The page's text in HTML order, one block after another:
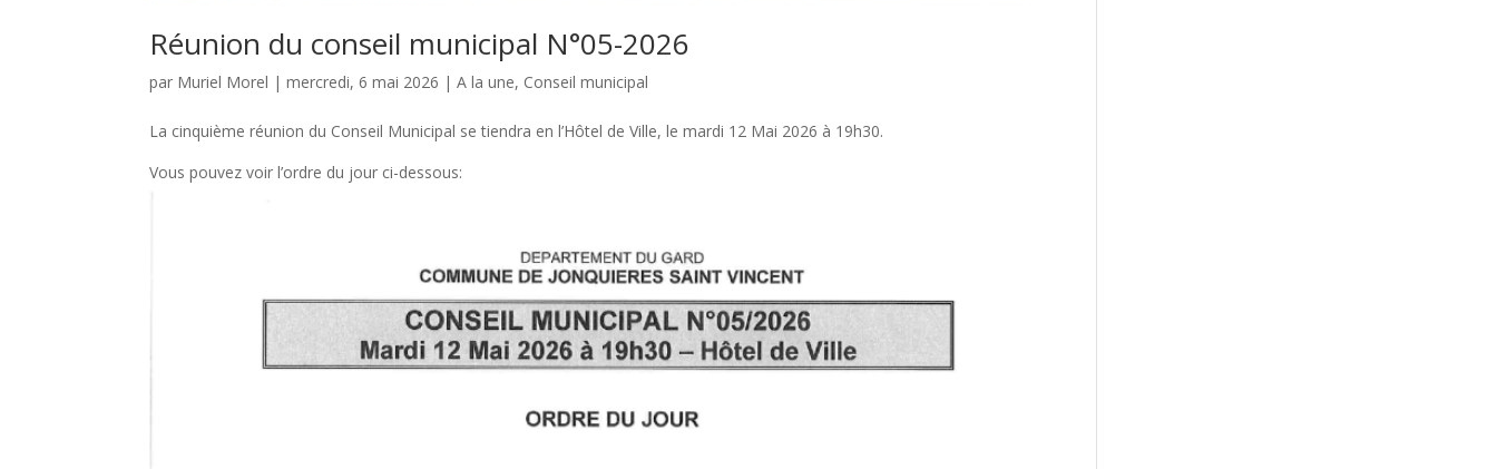
Réunion du conseil municipal N°05-2026
par Muriel Morel |mercredi, 6 mai 2026 |A la une, Conseil municipal
La cinquième réunion du Conseil Municipal se tiendra en l’Hôtel de Ville, le mardi 12 Mai 2026 à 19h30.
Vous pouvez voir l’ordre du jour ci-dessous: